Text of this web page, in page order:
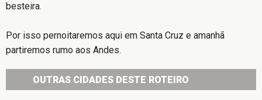
besteira.
Por isso pernoitaremos aqui em Santa Cruz e amanhã
partiremos rumo aos Andes.
OUTRAS CIDADES DESTE ROTEIRO